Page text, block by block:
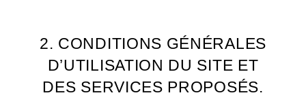
2. CONDITIONS GÉNÉRALES
D’UTILISATION DU SITE ET
DES SERVICES PROPOSÉS.